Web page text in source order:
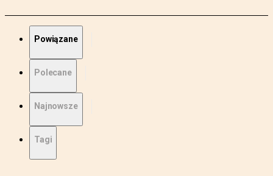
Powiązane
Polecane
Najnowsze
Tagi